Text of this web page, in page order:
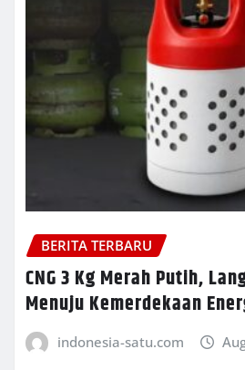
BERITA TERBARU
CNG 3 Kg Merah Putih,
Menuju Kemerdekaan
indonesia-satu.com